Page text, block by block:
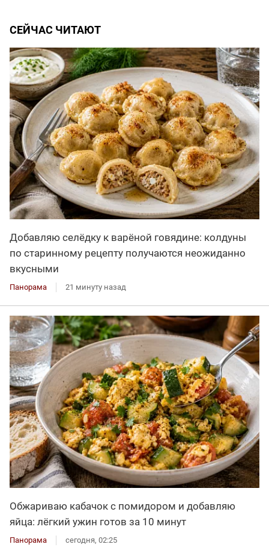
СЕЙЧАС ЧИТАЮТ
Добавляю селёдку к варёной говядине: колдуны
по старинному рецепту получаются неожиданно
вкусными
Панорама 21 минуту назад
Обжариваю кабачок с помидором и добавляю
яйца: лёгкий ужин готов за 10 минут
Панорама сегодня, 02:25